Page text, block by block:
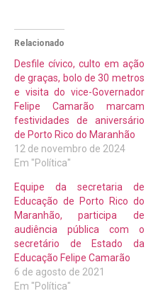
Relacionado
Desfile cívico, culto em ação
de graças, bolo de 30 metros
e visita do vice-Governador
Felipe Camarão marcam
festividades de aniversário
de Porto Rico do Maranhão
12 de novembro de 2024
Em "Política"
Equipe da secretaria de
Educação de Porto Rico do
Maranhão, participa de
audiência pública com o
secretário de Estado da
Educação Felipe Camarão
6 de agosto de 2021
Em "Política"